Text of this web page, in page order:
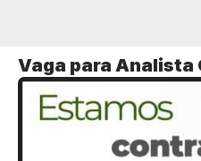
Vaga para Analista